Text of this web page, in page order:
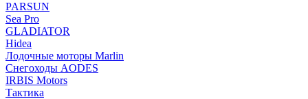
PARSUN
Sea Pro
GLADIATOR
Hidea
Лодочные моторы Marlin
Снегоходы AODES
IRBIS Motors
Тактика